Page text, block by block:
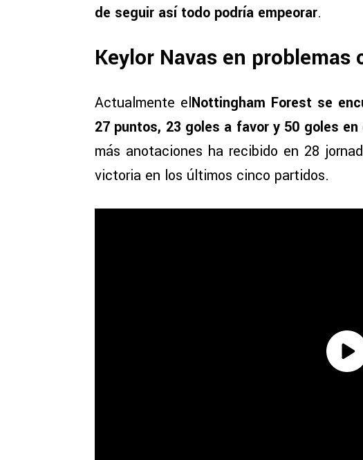
de seguir así todo podría empeorar.
Keylor Navas en
Actualmente elNottingham Forest se
27 puntos, 23 goles a favor y 50 goles
más anotaciones ha recibido en 28
victoria en los últimos cinco partidos.